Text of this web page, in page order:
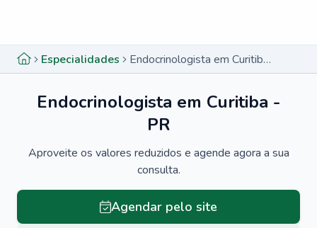
Especialidades Endocrinologista em Curitiba - PR
Endocrinologista em Curitiba -
PR
Aproveite os valores reduzidos e agende agora a sua
consulta.
Agendar pelo site